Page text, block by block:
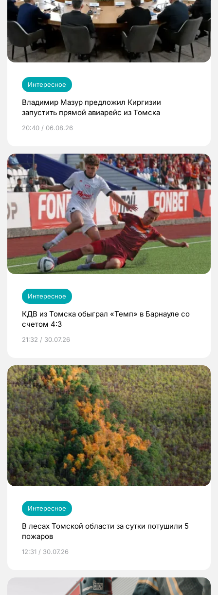
Интересное
Владимир Мазур предложил Киргизии
запустить прямой авиарейс из Томска
20:40 / 06.08.26
Интересное
КДВ из Томска обыграл «Темп» в Барнауле со
счетом 4:3
21:32 / 30.07.26
Интересное
В лесах Томской области за сутки потушили 5
пожаров
12:31 / 30.07.26